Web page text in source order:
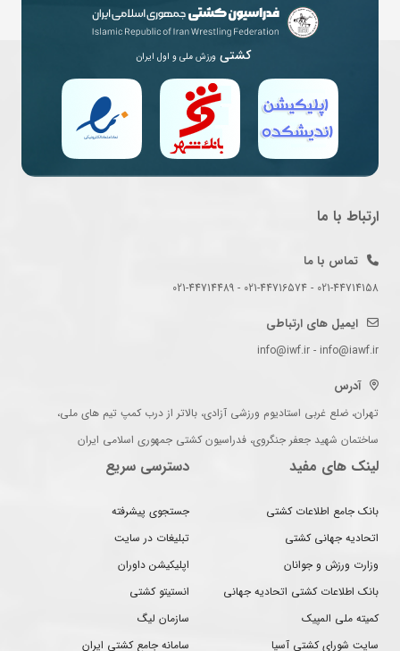
کشتی ورزش ملی و اول ایران
ارتباط با ما
تماس با ما
021-44714158 - 021-44716574 - 021-44714489
ایمیل های ارتباطی
info@iwf.ir - info@iawf.ir
آدرس
تهران، ضلع غربی استادیوم ورزشی آزادی، بالاتر از درب کمپ تیم های ملی،
ساختمان شهید جعفر جنگروی، فدراسیون کشتی جمهوری اسلامی ایران
لینک های مفید
بانک جامع اطلاعات کشتی
اتحادیه جهانی کشتی
وزارت ورزش و جوانان
بانک اطلاعات کشتی اتحادیه جهانی
کمیته ملی المپیک
سایت شورای کشتی آسیا
دسترسی سریع
جستجوی پیشرفته
تبلیغات در سایت
اپلیکیشن داوران
انستیتو کشتی
سازمان لیگ
سامانه جامع کشتی ایران